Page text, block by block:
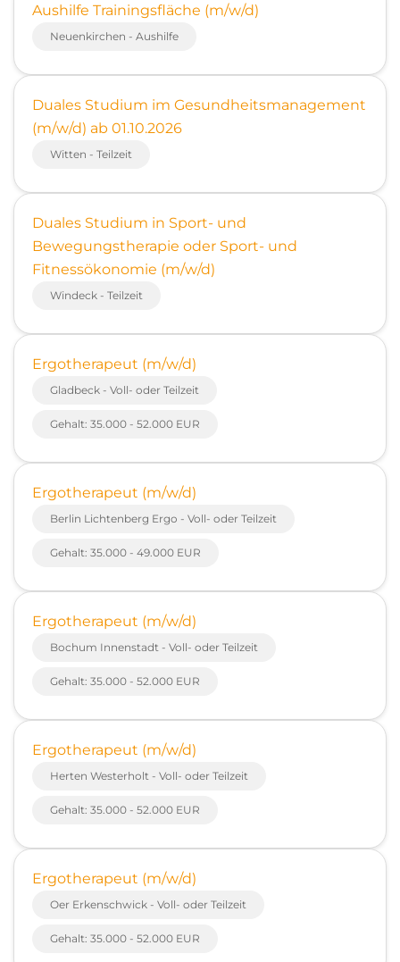
Aushilfe Trainingsfläche (m/w/d)
Neuenkirchen - Aushilfe
Duales Studium im Gesundheitsmanagement
(m/w/d) ab 01.10.2026
Witten - Teilzeit
Duales Studium in Sport- und
Bewegungstherapie oder Sport- und
Fitnessökonomie (m/w/d)
Windeck - Teilzeit
Ergotherapeut (m/w/d)
Gladbeck - Voll- oder Teilzeit
Gehalt: 35.000 - 52.000 EUR
Ergotherapeut (m/w/d)
Berlin Lichtenberg Ergo - Voll- oder Teilzeit
Gehalt: 35.000 - 49.000 EUR
Ergotherapeut (m/w/d)
Bochum Innenstadt - Voll- oder Teilzeit
Gehalt: 35.000 - 52.000 EUR
Ergotherapeut (m/w/d)
Herten Westerholt - Voll- oder Teilzeit
Gehalt: 35.000 - 52.000 EUR
Ergotherapeut (m/w/d)
Oer Erkenschwick - Voll- oder Teilzeit
Gehalt: 35.000 - 52.000 EUR